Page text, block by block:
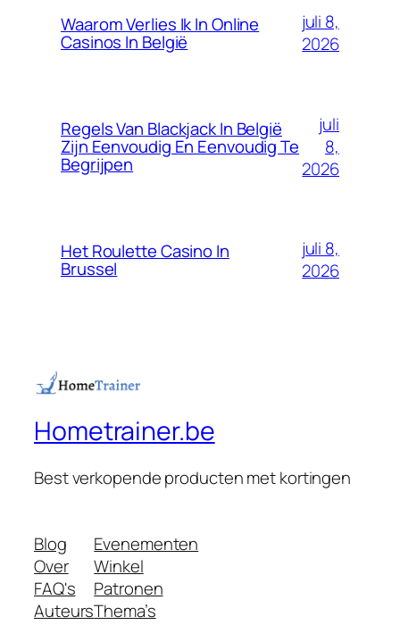
Waarom Verlies Ik In Online
Casinos In België
juli 8,
2026
Regels Van Blackjack In België
Zijn Eenvoudig En Eenvoudig Te
Begrijpen
juli
8,
2026
Het Roulette Casino In
Brussel
juli 8,
2026
Hometrainer.be
Best verkopende producten met kortingen
Blog
Over
FAQ's
Auteurs
Evenementen
Winkel
Patronen
Thema’s